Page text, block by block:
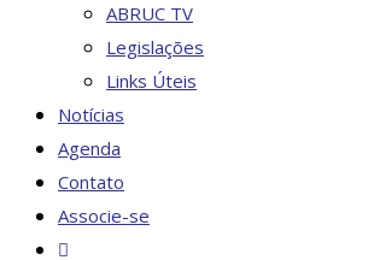
ABRUC TV
Legislações
Links Úteis
Notícias
Agenda
Contato
Associe-se
Alternar